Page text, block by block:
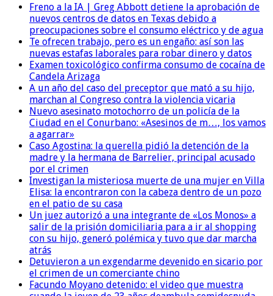
Freno a la IA | Greg Abbott detiene la aprobación de
nuevos centros de datos en Texas debido a
preocupaciones sobre el consumo eléctrico y de agua
Te ofrecen trabajo, pero es un engaño: así son las
nuevas estafas laborales para robar dinero y datos
Examen toxicológico confirma consumo de cocaína de
Candela Arizaga
A un año del caso del preceptor que mató a su hijo,
marchan al Congreso contra la violencia vicaria
Nuevo asesinato motochorro de un policía de la
Ciudad en el Conurbano: «Asesinos de m…, los vamos
a agarrar»
Caso Agostina: la querella pidió la detención de la
madre y la hermana de Barrelier, principal acusado
por el crimen
Investigan la misteriosa muerte de una mujer en Villa
Elisa: la encontraron con la cabeza dentro de un pozo
en el patio de su casa
Un juez autorizó a una integrante de «Los Monos» a
salir de la prisión domiciliaria para a ir al shopping
con su hijo, generó polémica y tuvo que dar marcha
atrás
Detuvieron a un exgendarme devenido en sicario por
el crimen de un comerciante chino
Facundo Moyano detenido: el video que muestra